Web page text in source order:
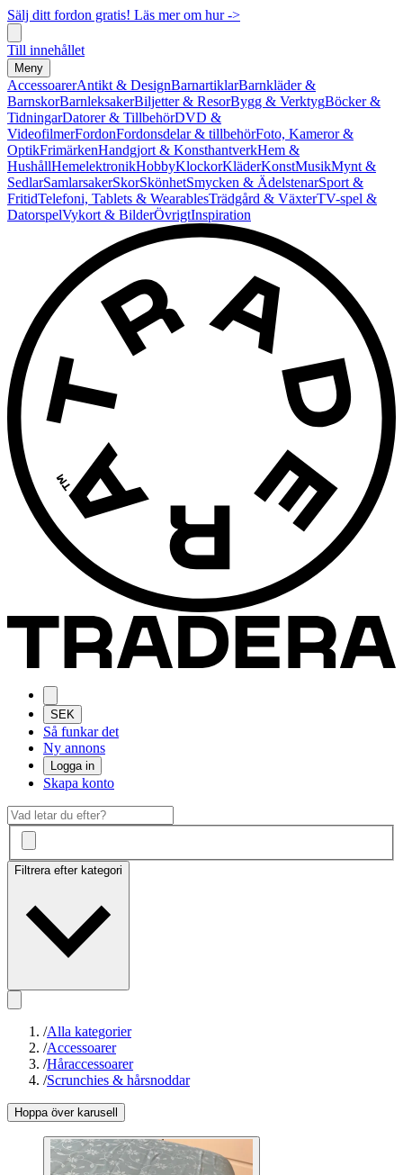
Sälj ditt fordon gratis! Läs mer om hur ->
Till innehållet
Meny
AccessoarerAntikt & DesignBarnartiklarBarnkläder &
BarnskorBarnleksakerBiljetter & ResorBygg & VerktygBöcker &
TidningarDatorer & TillbehörDVD &
VideofilmerFordonFordonsdelar & tillbehörFoto, Kameror &
OptikFrimärkenHandgjort & KonsthantverkHem &
HushållHemelektronikHobbyKlockorKläderKonstMusikMynt &
SedlarSamlarsakerSkorSkönhetSmycken & ÄdelstenarSport &
FritidTelefoni, Tablets & WearablesTrädgård & VäxterTV-spel &
DatorspelVykort & BilderÖvrigtInspiration
SEK
Så funkar det
Ny annons
Logga in
Skapa konto
Filtrera efter kategori
/Alla kategorier
/Accessoarer
/Håraccessoarer
/Scrunchies & hårsnoddar
Hoppa över karusell